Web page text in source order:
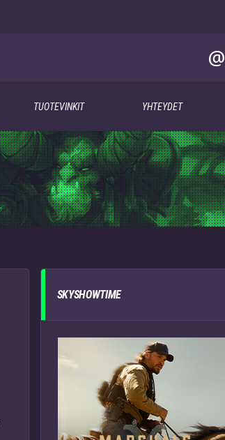
@
TUOTEVINKIT YHTEYDET
SKYSHOWTIME